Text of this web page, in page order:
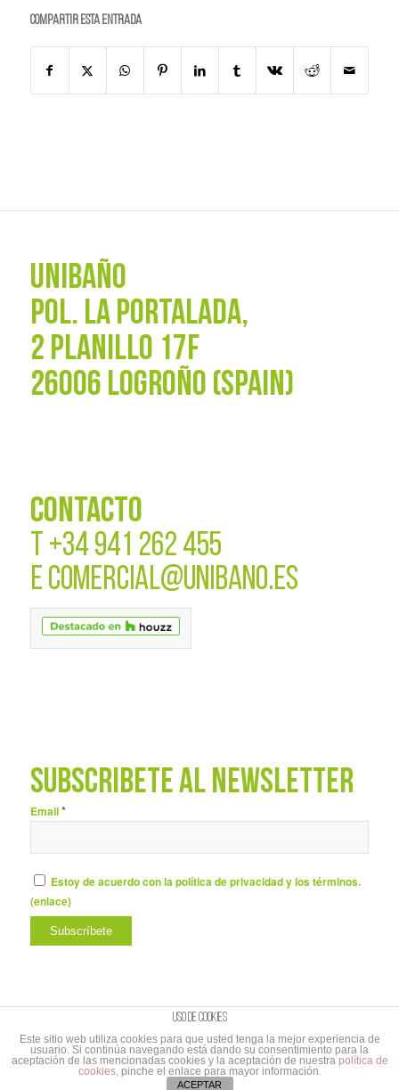
Compartir esta entrada
UNIBAÑO
POL. La Portalada,
2 PLANILLO 17F
26006 LOGROÑO (SPAIN)
CONTACTO
T +34 941 262 455
E COMERCIAL@UNIBANO.ES
SUBSCRÍBETE AL NEWSLETTER
Email*
Estoy de acuerdo con la política de privacidad y los términos.
(enlace)
© Copyright - UNIBAÑO |Aviso Legal y Política de privacidad|Aviso Legal
suscripción al Newletter|Cabo de MarcasBranding&Comunicación
Uso de cookies
Este sitio web utiliza cookies para que usted tenga la mejor experiencia de
usuario. Si continúa navegando está dando su consentimiento para la
aceptación de las mencionadas cookies y la aceptación de nuestra política de
cookies, pinche el enlace para mayor información.
ACEPTAR